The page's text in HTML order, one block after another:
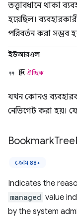
তত্ত্বাবধানে থাকা
হয়েছিল।
পরিবর্তন করা সম্ভব
ইউআরএল
স্ট্রিং ঐচ্ছিক
যখন কোনও
নেভিগেট করা হয়।
BookmarkTree
ক্রোম ৪৪+
Indicates the
managed value
by the system